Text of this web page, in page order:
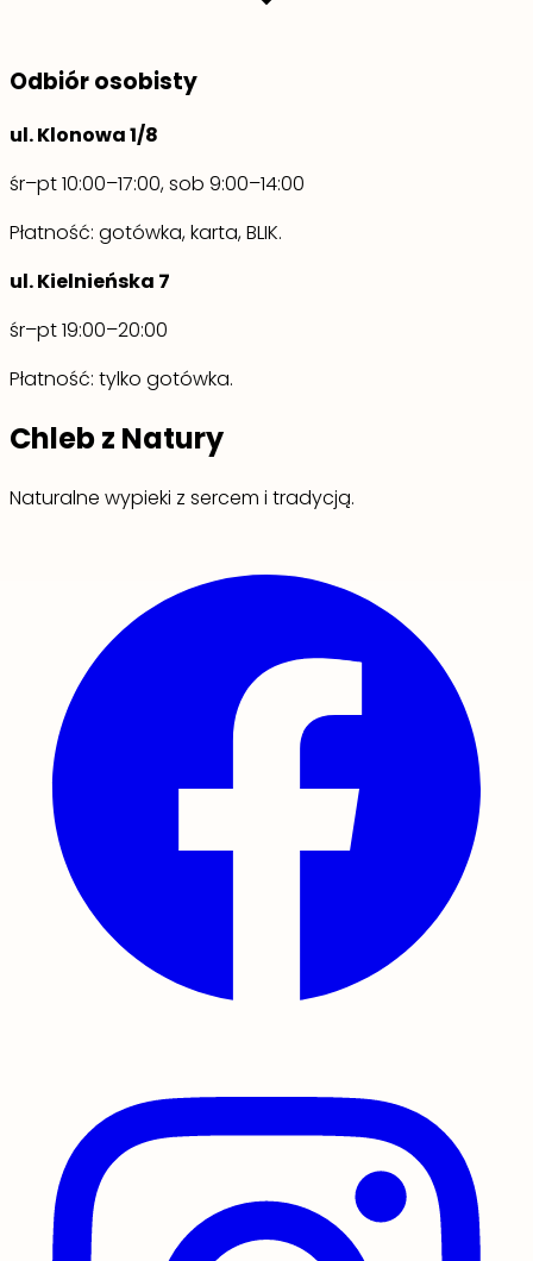
Odbiór osobisty
ul. Klonowa 1/8
śr–pt 10:00–17:00, sob 9:00–14:00
Płatność: gotówka, karta, BLIK.
ul. Kielnieńska 7
śr–pt 19:00–20:00
Płatność: tylko gotówka.
Chleb z Natury
Naturalne wypieki z sercem i tradycją.